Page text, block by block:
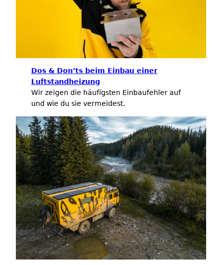
Dos & Don’ts beim Einbau einer
Luftstandheizung
Wir zeigen die häufigsten Einbaufehler auf
und wie du sie vermeidest.